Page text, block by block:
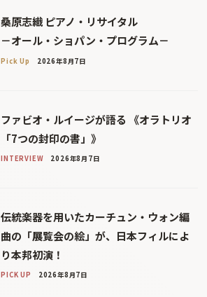
桑原志織 ピアノ・リサイタル
－オール・ショパン・プログラム－
Pick Up 2026年8月7日
ファビオ・ルイージが語る 《オラトリオ
「7つの封印の書」》
INTERVIEW 2026年8月7日
伝統楽器を用いたカーチュン・ウォン編
曲の「展覧会の絵」が、日本フィルによ
り本邦初演！
PICK UP 2026年8月7日